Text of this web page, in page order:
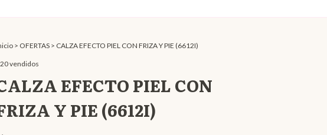
> OFERTAS > CALZA EFECTO PIEL CON FRIZA Y PIE (6612I)
vendidos
EFECTO PIEL CON
Y PIE (6612I)